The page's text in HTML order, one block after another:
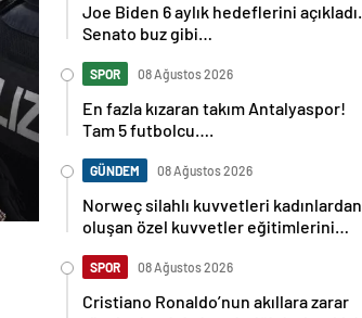
Joe Biden 6 aylık hedeflerini açıkladı.
Senato buz gibi…
SPOR 08 Ağustos 2026
En fazla kızaran takım Antalyaspor!
Tam 5 futbolcu….
GÜNDEM 08 Ağustos 2026
Norweç silahlı kuvvetleri kadınlardan
oluşan özel kuvvetler eğitimlerini
SPOR 08 Ağustos 2026
Cristiano Ronaldo’nun akıllara zarar